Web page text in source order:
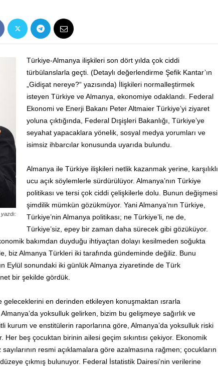
Türkiye-Almanya ilişkileri son dört yılda çok ciddi
türbülanslarla geçti. (Detaylı değerlendirme Şefik Kantar’ın
„Gidişat nereye?“ yazısında) İlişkileri normalleştirmek
isteyen Türkiye ve Almanya, ekonomiye odaklandı. Federal
Ekonomi ve Enerji Bakanı Peter Altmaier Türkiye’yi ziyaret
yoluna çıktığında, Federal Dışişleri Bakanlığı, Türkiye’ye
seyahat yapacaklara yönelik, sosyal medya yorumları ve
isimsiz ihbarcılar konusunda uyarıda bulundu.
Almanya ile Türkiye ilişkileri netlik kazanmak yerine, karşılıklı
ucu açık söylemlerle sürdürülüyor. Almanya’nın Türkiye
politikası ve tersi çok ciddi çelişkilerle dolu. Bunun değişmesi
şimdilik mümkün gözükmüyor. Yani Almanya’nın Türkiye,
Türkiye’nin Almanya politikası; ne Türkiye’li, ne de,
Türkiye’siz, epey bir zaman daha sürecek gibi gözüküyor.
bakımdan duyduğu ihtiyaçtan dolayı kesilmeden soğukta
biz Almanya Türkleri iki tarafında gündeminde değiliz. Bunu
Eylül sonundaki iki günlük Almanya ziyaretinde de Türk
bir şekilde gördük.
en derinden etkileyen konuşmaktan ısrarla
Almanya’da yoksulluk gelirken, bizim bu gelişmeye sağırlık ve
kurum ve enstitülerin raporlarına göre, Almanya’da yoksulluk riski
Her beş çocuktan birinin ailesi geçim sıkıntısı çekiyor. Ekonomik
resmi açıklamalara göre azalmasına rağmen; çocukların
çıkmış bulunuyor. Federal İstatistik Dairesi’nin verilerine